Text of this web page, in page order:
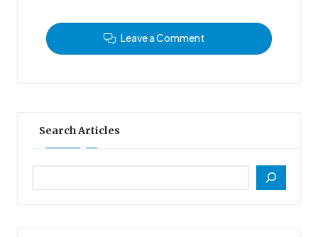
Leave a Comment
Search Articles